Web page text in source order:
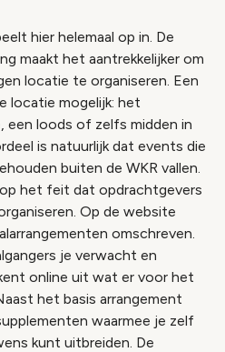
hier helemaal op in. De
maakt het aantrekkelijker om
locatie te organiseren. Een
locatie mogelijk: het
een loods of zelfs midden in
is natuurlijk dat events die
buiten de WKR vallen.
het feit dat opdrachtgevers
Op de website
omschreven.
je verwacht en
online uit wat er voor het
het basis arrangement
waarmee je zelf
kunt uitbreiden. De